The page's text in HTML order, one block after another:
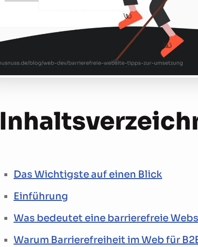
Das Wichtigste auf einen Blick
Einführung
Was bedeutet eine barrierefreie
Warum Barrierefreiheit im Web für